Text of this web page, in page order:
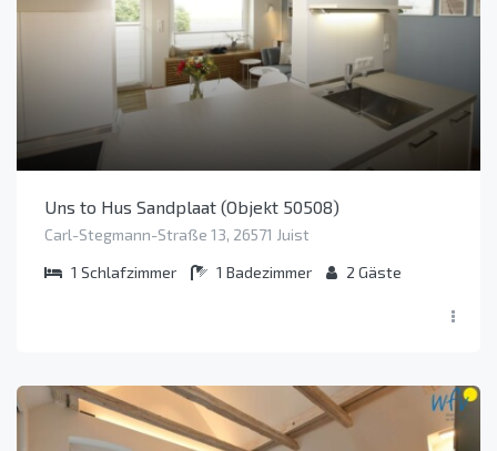
Uns to Hus Sandplaat (Objekt 50508)
Carl-Stegmann-Straße 13, 26571 Juist
1 Schlafzimmer 1 Badezimmer 2 Gäste